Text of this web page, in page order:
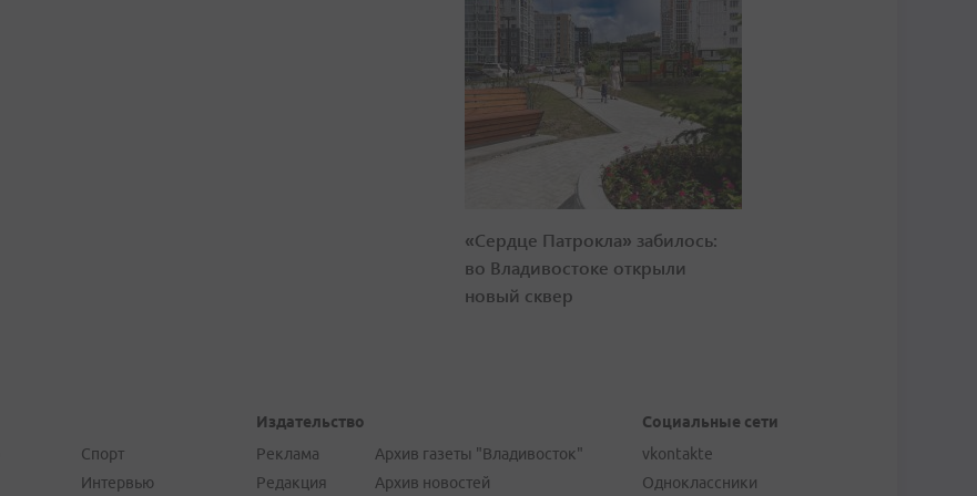
«Сердце Патрокла» забилось:
во Владивостоке открыли
новый сквер
Спорт
Интервью
Издательство
Реклама
Редакция
Архив газеты "Владивосток"
Архив новостей
Социальные сети
vkontakte
Одноклассники